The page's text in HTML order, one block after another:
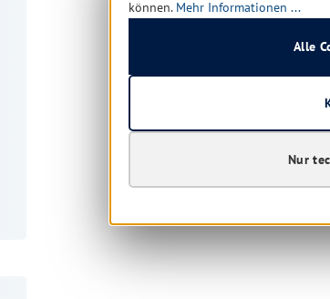
können. Mehr Informationen ...
Nur
Alle